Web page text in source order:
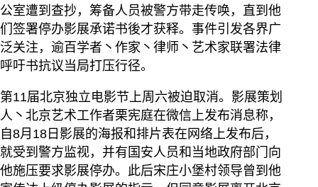
公室遭到查抄，筹备人员被警方带走传唤，直到他
们签署停办影展承诺书後才获释。事件引发各界广
泛关注，逾百学者丶作家丶律师丶艺术家联署法律
呼吁书抗议当局打压行径。
第11届北京独立电影节上周六被迫取消。影展策划
人丶北京艺术工作者栗宪庭在微信上发布消息称，
自8月18日影展的海报和排片表在网络上发布后，
就受到警方监视，并有国安人员和当地政府部门向
他施压要求影展停办。此后宋庄小堡村领导曾到他